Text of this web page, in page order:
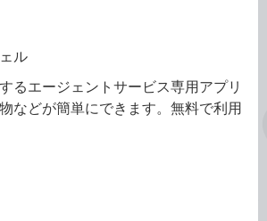
ル
るエージェントサービス専用アプリ
などが簡単にできます。無料で利用